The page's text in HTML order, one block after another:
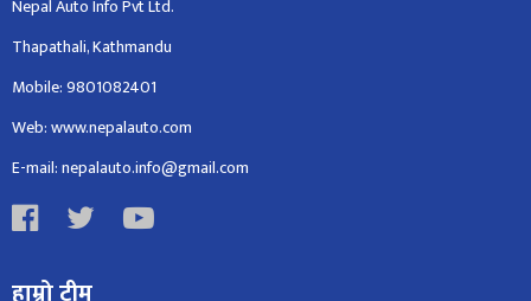
Nepal Auto Info Pvt Ltd.
Thapathali, Kathmandu
Mobile: 9801082401
Web: www.nepalauto.com
E-mail: nepalauto.info@gmail.com